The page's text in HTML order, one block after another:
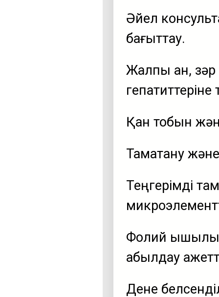
Әйел
бағыттау.
Жалпы қан,
Қан тобын
Тамақтану
Теңгерімді
Фолий
қабылдау
Дене